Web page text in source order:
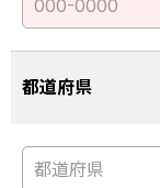
都道府県